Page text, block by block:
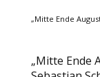
„Mitte Ende
„Mitte Ende